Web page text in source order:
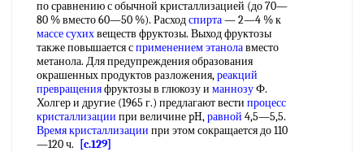
по сравнению с обычной кристаллизацией (до 70—
80 % вместо 60—50 %). Расходспирта— 2—4 % к
массе сухихвеществ фруктозы. Выход фруктозы
также повышается сприменением этанолавместо
метанола. Для предупреждения образования
окрашенных продуктов разложения,реакций
превращенияфруктозы в глюкозу и маннозуФ.
Холгер и другие (1965 г.) предлагают вести процесс
кристаллизации при величине pH,равной 4,5—5,5.
Время кристаллизации при этом сокращается до 110
—120 ч.
[c.129]